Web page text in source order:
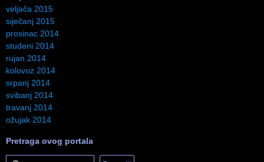
veljača 2015
siječanj 2015
prosinac 2014
studeni 2014
rujan 2014
kolovoz 2014
srpanj 2014
svibanj 2014
travanj 2014
ožujak 2014
Pretraga ovog portala